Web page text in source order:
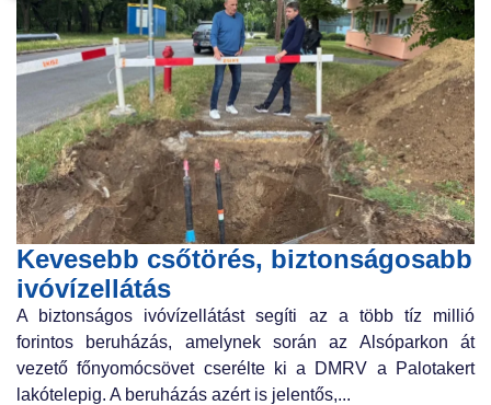
Kevesebb csőtörés, biztonságosabb
ivóvízellátás
A biztonságos ivóvízellátást segíti az a több tíz millió
forintos beruházás, amelynek során az Alsóparkon át
vezető főnyomócsövet cserélte ki a DMRV a Palotakert
lakótelepig. A beruházás azért is jelentős,...